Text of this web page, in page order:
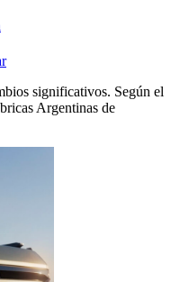
significativos. Según el
Argentinas de